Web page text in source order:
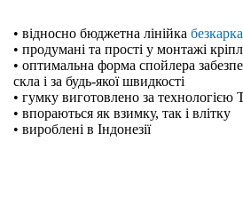
• відносно бюджетна лінійка
• продумані та прості у монтажі
• оптимальна форма спойлера
скла і за будь-якої швидкості
• гумку виготовлено за технологією
• впораються як взимку, так і влітку
• вироблені в Індонезії